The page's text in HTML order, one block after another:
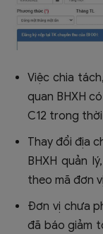
Việc chia
quan BHXH
C12 trong
Thay đổi địa
BHXH quản
theo mã đơn
Đơn vị chưa
đã báo giảm